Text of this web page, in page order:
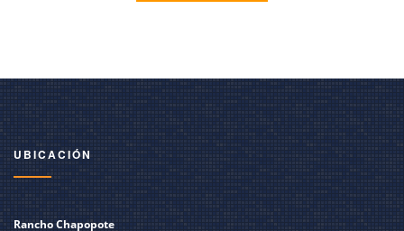
UBICACIÓN
Rancho Chapopote